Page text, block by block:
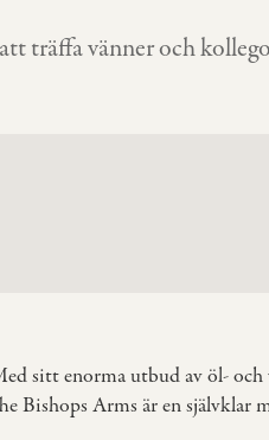
träffa vänner och
sitt enorma utbud av öl-
Bishops Arms är en